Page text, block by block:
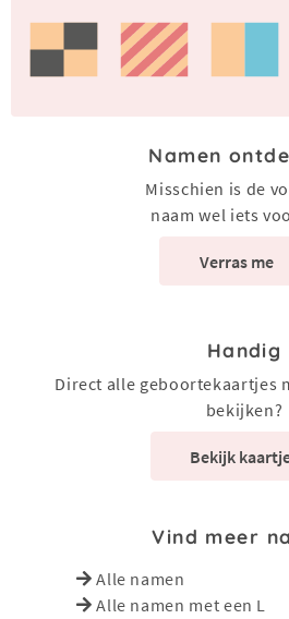
Namen
Misschien is de
naam wel iets
Verras me
Handig
Direct alle geboortekaartjes
bekijken?
Bekijk
Vind meer
Alle namen
Alle namen met een L